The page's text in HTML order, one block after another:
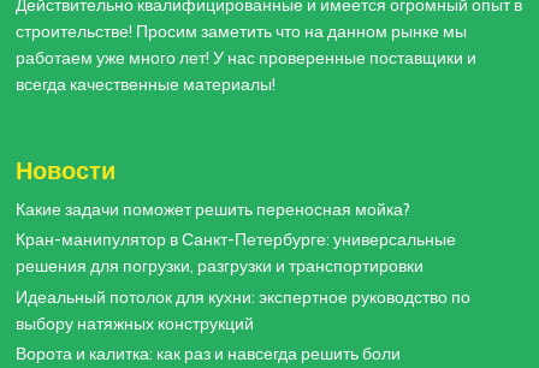
Действительно квалифицированные и имеется огромный опыт в
строительстве! Просим заметить что на данном рынке мы
работаем уже много лет! У нас проверенные поставщики и
всегда качественные материалы!
Новости
Какие задачи поможет решить переносная мойка?
Кран-манипулятор в Санкт-Петербурге: универсальные
решения для погрузки, разгрузки и транспортировки
Идеальный потолок для кухни: экспертное руководство по
выбору натяжных конструкций
Ворота и калитка: как раз и навсегда решить боли